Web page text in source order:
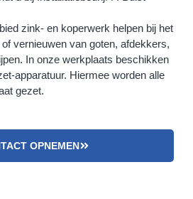
zink- en koperwerk helpen bij het
vernieuwen van goten, afdekkers,
In onze werkplaats beschikken
apparatuur. Hiermee worden alle
gezet.
OPNEMEN